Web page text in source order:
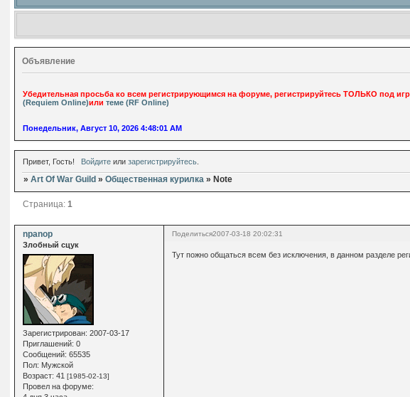
Объявление
Убедительная просьба ко всем регистрирующимся на форуме, регистрируйтесь ТОЛЬКО под
(Requiem Online)илитеме (RF Online)
Понедельник, Август 10, 2026 4:48:01 AM
Привет, Гость! Войдитеили зарегистрируйтесь.
»Art Of War Guild »Общественная курилка » Note
Страница: 1
Поделиться2007-03-18 20:02:31
npanop
Злобный сцук
Зарегистрирован: 2007-03-17
Приглашений: 0
Сообщений: 65535
Пол: Мужской
Возраст: 41[1985-02-13]
Провел на форуме:
Тут пожно общаться всем без исключения, в данном разделе